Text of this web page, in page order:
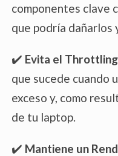
componentes clave
que podría dañarlos
✔️ Evita el Throttling
que sucede cuando
exceso y, como
de tu laptop.
✔️ Mantiene un